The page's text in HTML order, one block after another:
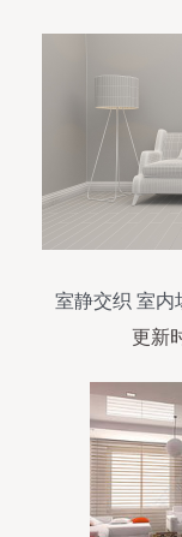
室静交织 室内
更新